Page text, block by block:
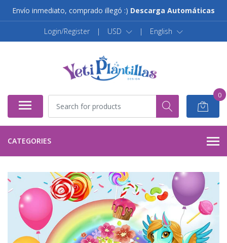
Envío inmediato, comprado illegó :) Descarga Automáticas
Login/Register | USD | English
0
CATEGORIES